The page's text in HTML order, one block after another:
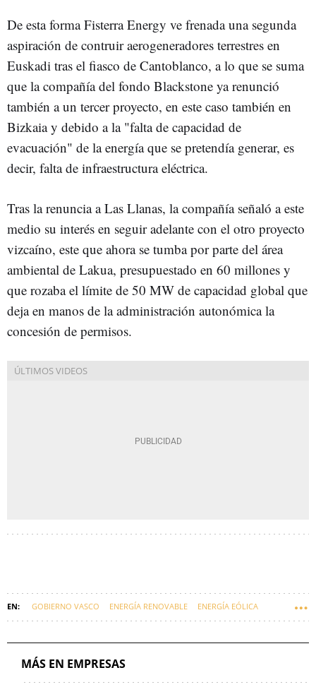
De esta forma Fisterra Energy ve frenada una segunda
aspiración de contruir aerogeneradores terrestres en
Euskadi tras el fiasco de Cantoblanco, a lo que se suma
que la compañía del fondo Blackstone ya renunció
también a un tercer proyecto, en este caso también en
Bizkaia y debido a la "falta de capacidad de
evacuación" de la energía que se pretendía generar, es
decir, falta de infraestructura eléctrica.
Tras la renuncia a Las Llanas, la compañía señaló a este
medio su interés en seguir adelante con el otro proyecto
vizcaíno, este que ahora se tumba por parte del área
ambiental de Lakua, presupuestado en 60 millones y
que rozaba el límite de 50 MW de capacidad global que
deja en manos de la administración autonómica la
concesión de permisos.
GOBIERNO VASCO ENERGÍA RENOVABLE ENERGÍA EÓLICA
MÁS EN EMPRESAS